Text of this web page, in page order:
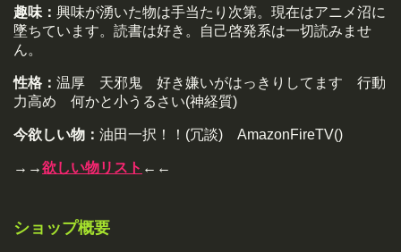
趣味： 興味が湧いた物は手当たり次第。現在はアニメ沼に
墜ちています。読書は好き。自己啓発系は一切読みませ
ん。
性格： 温厚 天邪鬼 好き嫌いがはっきりしてます 行動
力高め 何かと小うるさい(神経質)
今欲しい物： 油田一択！！(冗談) AmazonFireTV()
→→欲しい物リスト ←←
ショップ概要